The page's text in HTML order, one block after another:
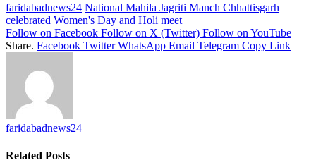
faridabadnews24 National Mahila Jagriti Manch Chhattisgarh
celebrated Women's Day and Holi meet
Follow on Facebook Follow on X (Twitter) Follow on YouTube
Share. Facebook Twitter WhatsApp Email Telegram Copy Link
faridabadnews24
Related Posts